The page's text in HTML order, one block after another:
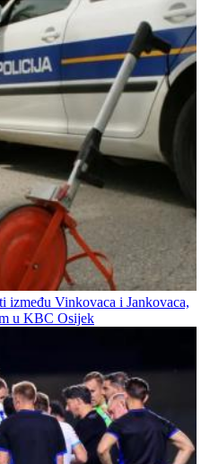
između Vinkovaca i Jankovaca,
u KBC Osijek